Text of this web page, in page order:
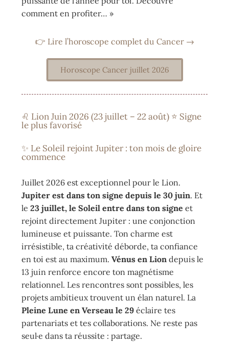
comment en profiter… »
👉 Lire l’horoscope complet du Cancer →
Horoscope Cancer juillet 2026
♌ Lion Juin 2026 (23 juillet – 22 août) ⭐ Signe
le plus favorisé
✨ Le Soleil rejoint Jupiter : ton mois de gloire
commence
Jupiter est dans ton signe depuis le 30 juin. Et
le 23 juillet, le Soleil entre dans ton signe et
rejoint directement Jupiter : une conjonction
lumineuse et puissante. Ton charme est
irrésistible, ta créativité déborde, ta confiance
en toi est au maximum. Vénus en Lion depuis le
13 juin renforce encore ton magnétisme
relationnel. Les rencontres sont possibles, les
Pleine Lune en Verseau le 29 éclaire tes
partenariats et tes collaborations. Ne reste pas
seul·e dans ta réussite : partage.